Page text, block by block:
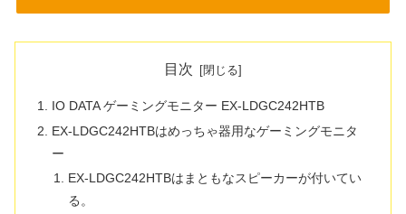
目次
IO DATA ゲーミングモニター EX-LDGC242HTB
EX-LDGC242HTBはめっちゃ器用なゲーミングモニタ
ー
EX-LDGC242HTBはまともなスピーカーが付いてい
る。